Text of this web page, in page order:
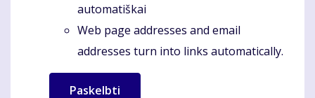
automatiškai
Web page addresses and email
addresses turn into links automatically.